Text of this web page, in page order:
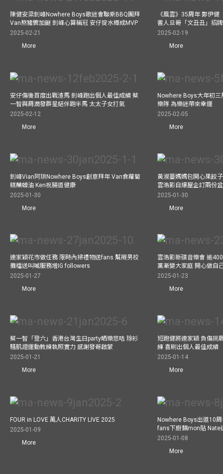
陳健安梁釗峰Nowhere Boys歌迷會聯乘BBQ團拜
Van熬豬髀加餸 釗峰心算稱冠 安仔掟水樽成MVP
2025-02-21
More
《風雲》35周年 鄭伊
書人旦哥「文丑丑」招
2025-02-19
More
安仔傷後首度出戰渣馬 釗峰跑出個人最佳成績 蔡
一智與周潤發群星結伴跑半馬 太太子女打氣
2025-02-12
More
Nowhere Boys大年初
樂隊 為樂迷帶來幸運
2025-02-05
More
釗峰Vian阿珙Nowhere Boys創意拜年 Van食蘿蔔
糕蘸蠔油 Ken祝腸道健康
2025-01-30
More
黃淑蔓媽媽包開心果餃
雲浩影自爆屋企訂兩份
2025-01-30
More
連家穎花市做任務 限時內掃禮物送fans 幫襯男校
攤檔送叫喊服務增IG followers
2025-01-27
More
雲浩影新碟音樂會 逾
黨漸變大家庭 開心做自
2025-01-23
More
蔡一智「登六」香港台灣生日party晒樂悠咭 除衫
騷肌證運動教練執照實力 感謝發哥啟蒙
2025-01-21
More
短跑健將連家穎 負傷挑
練 喜刷出個人最佳成績
2025-01-14
More
FOUR in LOVE 萬人CHARITY LIVE 2025
2025-01-09
More
Nowhere Boys出道10
fans下廚黐mon貼 Nate
2025-01-08
More